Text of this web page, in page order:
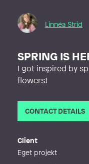
Linnéa Strid
SPRING IS
I got inspired by
flowers!
CONTACT DETAILS
Client
Eget projekt